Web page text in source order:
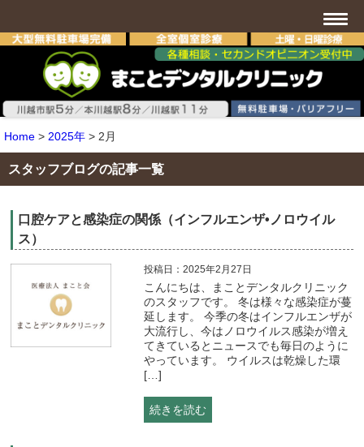
Home > 2025年 > 2月
スタッフブログの記事一覧
口腔ケアと感染症の関係（インフルエンザ•ノロウイル
ス）
投稿日：2025年2月27日
こんにちは、まことデンタルクリニック
のスタッフです。 冬は様々な感染症が蔓
延します。 今季の冬はインフルエンザが
大流行し、今はノロウイルス感染が増え
てきているとニュースでも毎日のように
やっています。 ウイルスは乾燥した環
[…]
続きを読む